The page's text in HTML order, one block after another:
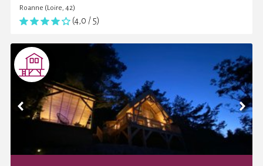
Roanne (Loire, 42)
(4,0 / 5)